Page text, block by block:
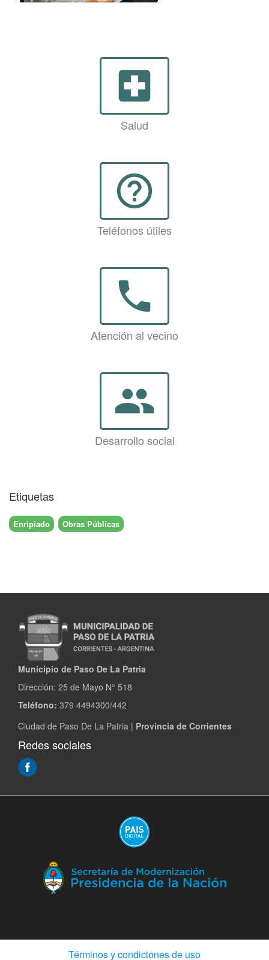
local_hospital
Salud
help_outline
Teléfonos útiles
phone
Atención al vecino
group
Desarrollo social
Etiquetas
Enripiado Obras Públicas
Municipio de Paso De La Patria
Dirección: 25 de Mayo N° 518
Teléfono: 379 4494300/442
Ciudad de Paso De La Patria | Provincia de Corrientes
Redes sociales
Términos y condiciones de uso(Abre